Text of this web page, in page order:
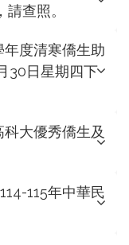
查照。
年度清寒僑生助
30日星期四下
科大優秀僑生及
115年中華民